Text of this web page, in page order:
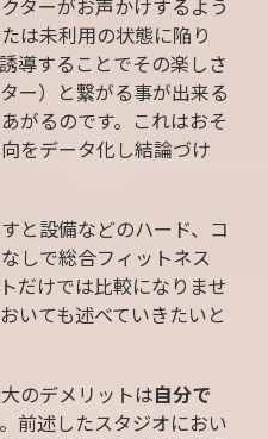
ターがお声かけするよう
は未利用の状態に陥り
導することでその楽しさ
ー）と繋がる事が出来る
がるのです。これはおそ
をデータ化し結論づけ
と設備などのハード、コ
しで総合フィットネス
だけでは比較になりませ
いても述べていきたいと
のデメリットは自分で
前述したスタジオにおい